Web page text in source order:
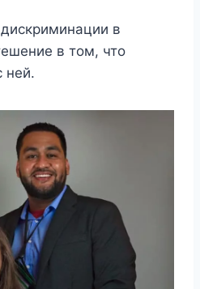
в
в том, что
ней.